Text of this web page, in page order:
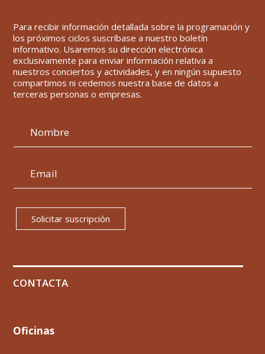
Para recibir información detallada sobre la programación y
los próximos ciclos suscríbase a nuestro boletín
informativo. Usaremos su dirección electrónica
exclusivamente para enviar información relativa a
nuestros conciertos y actividades, y en ningún supuesto
compartimos ni cedemos nuestra base de datos a
terceras personas o empresas.
Solicitar suscripción
CONTACTA
Oficinas